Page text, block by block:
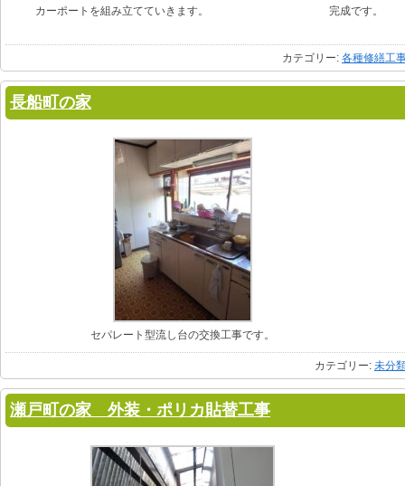
カーポートを組み立てていきます。 完成です。
カテゴリー: 各種修繕工
長船町の家
セパレート型流し台の交換工事です。
カテゴリー: 未分
瀬戸町の家 外装・ポリカ貼替工事